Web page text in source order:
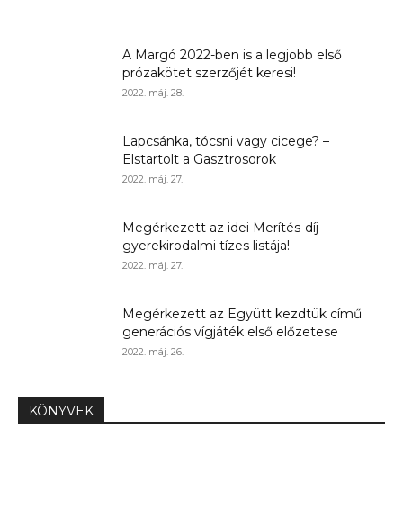
A Margó 2022-ben is a legjobb első
prózakötet szerzőjét keresi!
2022. máj. 28.
Lapcsánka, tócsni vagy cicege? –
Elstartolt a Gasztrosorok
2022. máj. 27.
Megérkezett az idei Merítés-díj
gyerekirodalmi tízes listája!
2022. máj. 27.
Megérkezett az Együtt kezdtük című
generációs vígjáték első előzetese
2022. máj. 26.
KÖNYVEK